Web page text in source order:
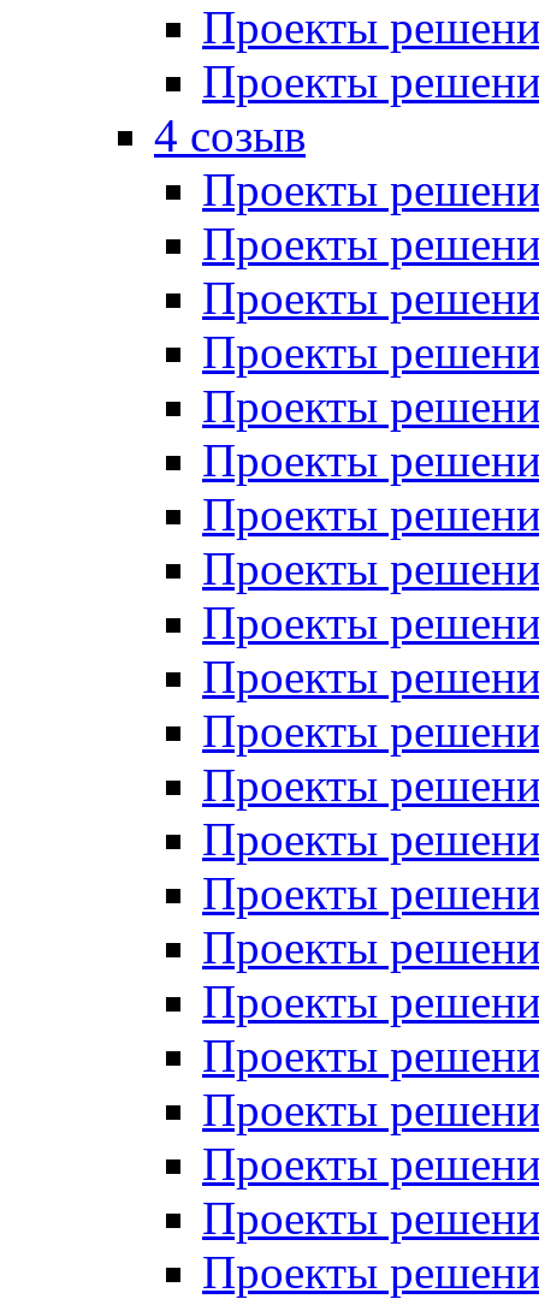
Проекты
Проекты
4 созыв
Проекты
Проекты
Проекты
Проекты
Проекты
Проекты
Проекты
Проекты
Проекты
Проекты
Проекты
Проекты
Проекты
Проекты
Проекты
Проекты
Проекты
Проекты
Проекты
Проекты
Проекты